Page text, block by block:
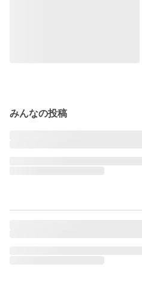
みんなの投稿